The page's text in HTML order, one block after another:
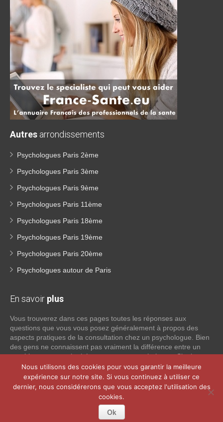
Autres arrondissements
Psychologues Paris 2ème
Psychologues Paris 3ème
Psychologues Paris 9ème
Psychologues Paris 11ème
Psychologues Paris 18ème
Psychologues Paris 19ème
Psychologues Paris 20ème
Psychologues autour de Paris
En savoir plus
Vous trouverez dans ces pages toutes les réponses aux
questions que vous vous posez généralement à propos des
aspects pratiques de la consultation chez un psychologue. Bien
des gens ne connaissent pas vraiment la différence entre un
psychiatre, un psychothérapeute et un psychologue. Si tel est
votre cas, voici quelques définitions qui devraient clarifier les
choses, n’hésitez pas à nous contacter:
Lire la suite
Nous utilisons des cookies pour vous garantir la meilleure
expérience sur notre site. Si vous continuez à utiliser ce
dernier, nous considérerons que vous acceptez l'utilisation des
cookies.
Ok